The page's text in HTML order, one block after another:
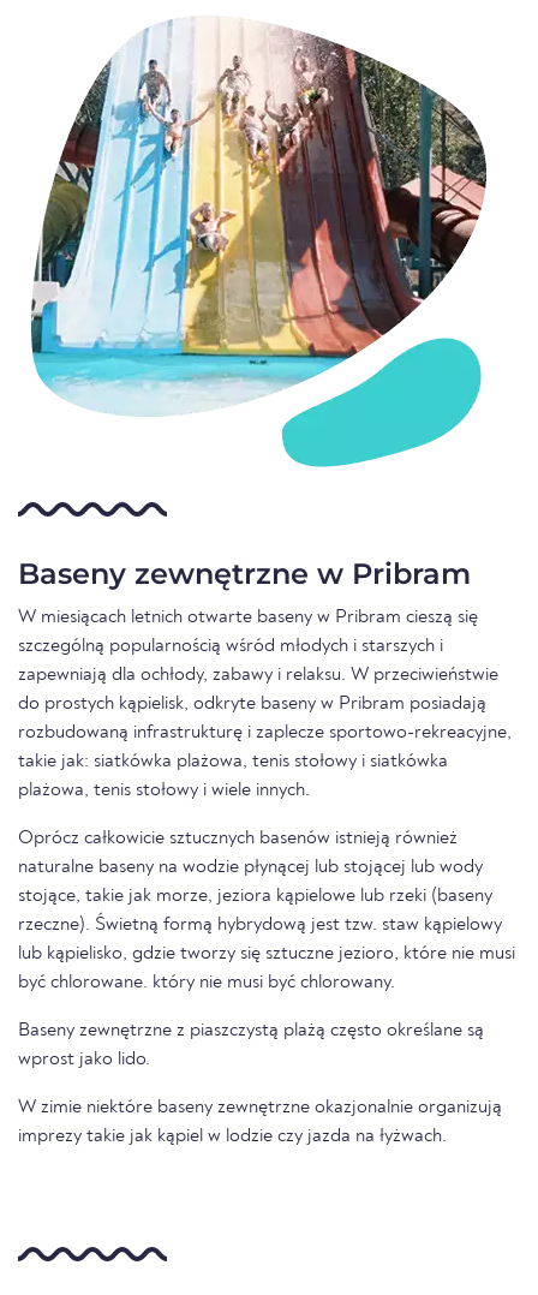
Baseny zewnętrzne w Pribram
W miesiącach letnich otwarte baseny w Pribram cieszą się
szczególną popularnością wśród młodych i starszych i
zapewniają dla ochłody, zabawy i relaksu. W przeciwieństwie
do prostych kąpielisk, odkryte baseny w Pribram posiadają
rozbudowaną infrastrukturę i zaplecze sportowo-rekreacyjne,
takie jak: siatkówka plażowa, tenis stołowy i siatkówka
plażowa, tenis stołowy i wiele innych.
Oprócz całkowicie sztucznych basenów istnieją również
naturalne baseny na wodzie płynącej lub stojącej lub wody
stojące, takie jak morze, jeziora kąpielowe lub rzeki (baseny
rzeczne). Świetną formą hybrydową jest tzw. staw kąpielowy
lub kąpielisko, gdzie tworzy się sztuczne jezioro, które nie musi
być chlorowane. który nie musi być chlorowany.
Baseny zewnętrzne z piaszczystą plażą często określane są
wprost jako lido.
W zimie niektóre baseny zewnętrzne okazjonalnie organizują
imprezy takie jak kąpiel w lodzie czy jazda na łyżwach.